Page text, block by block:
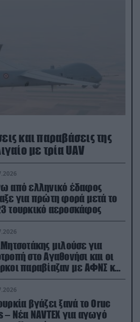
και παραβάσεις της
με τρία UAV
από ελληνικό έδαφος
για πρώτη φορά μετά το
τουρκικό αεροσκάφος
μιλούσε για
στο Αγαθονήσι και οι
παραβίαζαν με ΑΦΝΣ και
βγάζει ξανά το Oruc
– Νέα NAVTEX για αγωγό